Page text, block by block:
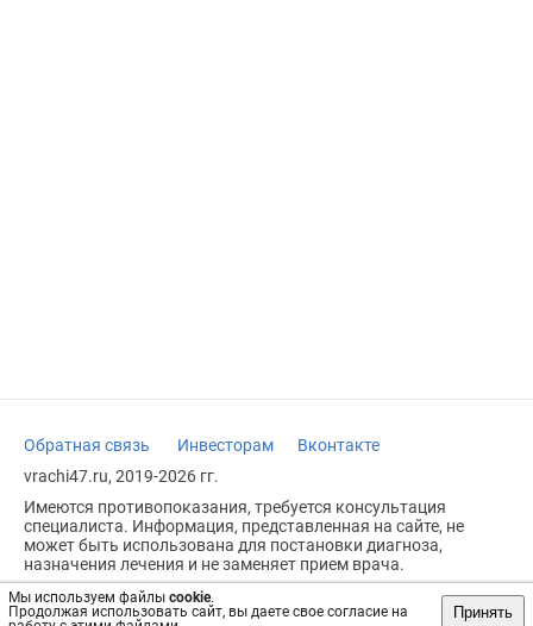
Мы используем файлы cookie.
Продолжая использовать сайт, вы даете свое согласие на
Принять
Обратная связь Инвесторам
Вконтакте
vrachi47.ru, 2019-2026 гг.
Имеются противопоказания, требуется консультация
специалиста. Информация, представленная на сайте, не
может быть использована для постановки диагноза,
назначения лечения и не заменяет прием врача.
Возрастное ограничение: 18+